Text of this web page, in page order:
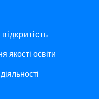
якості освіти